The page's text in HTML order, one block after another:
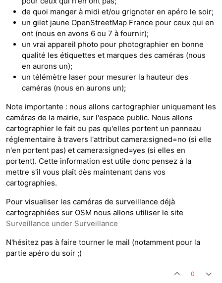
de quoi manger à midi et/ou grignoter en apéro le soir;
un gilet jaune OpenStreetMap France pour ceux qui en
ont (nous en avons 6 ou 7 à fournir);
un vrai appareil photo pour photographier en bonne
qualité les étiquettes et marques des caméras (nous
en aurons un);
un télémètre laser pour mesurer la hauteur des
caméras (nous en aurons un);
Note importante : nous allons cartographier uniquement les
caméras de la mairie, sur l'espace public. Nous allons
cartographier le fait ou pas qu'elles portent un panneau
réglementaire à travers l'attribut camera:signed=no (si elle
n'en portent pas) et camera:signed=yes (si elles en
portent). Cette information est utile donc pensez à la
mettre s'il vous plaît dès maintenant dans vos
cartographies.
Pour visualiser les caméras de surveillance déjà
cartographiées sur OSM nous allons utiliser le site
Surveillance under Surveillance
N'hésitez pas à faire tourner le mail (notamment pour la
partie apéro du soir ;)
0